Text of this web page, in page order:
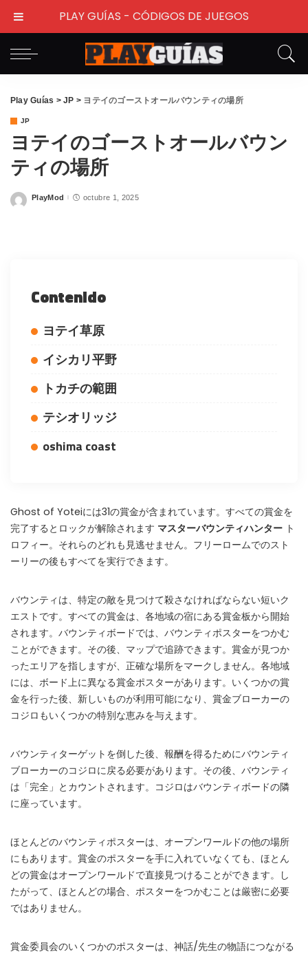
WHY JOIN THE CHANNEL?
ALL PERKS — ZERO NOISE • 100% FREE
COLLAPSE
Tricks BEFORE website
Get exclusive codes and strategies before anyone else
Steam Games Giveaways
Global contests to win full Steam games & gift cards
No promotions, no junk — just pure gaming content
Instant Telegram Delivery
Play Guías >JP > ヨテイのゴーストオールバウンティの場所
JP
ヨテイのゴーストオールバウン
ティの場所
Posted
PlayMod octubre 1, 2025
Contenido
ヨテイ草原
イシカリ平野
トカチの範囲
テシオリッジ
oshima coast
Ghost of Yoteiには31の賞金が含まれています。すべての賞金を
完了するとロックが解除されます マスターバウンティハンター ト
ロフィー。それらのどれも見逃せません。フリーロームでのスト
ーリーの後もすべてを実行できます。
バウンティは、特定の敵を見つけて殺さなければならない短いク
エストです。すべての賞金は、各地域の宿にある賞金板から開始
されます。バウンティボードでは、バウンティポスターをつかむ
ことができます。その後、マップで追跡できます。賞金が見つか
ったエリアを指しますが、正確な場所をマークしません。各地域
には、ボード上に異なる賞金ポスターがあります。いくつかの賞
金を行った後、新しいものが利用可能になり、賞金ブローカーの
コジロもいくつかの特別な恵みを与えます。
バウンティターゲットを倒した後、報酬を得るためにバウンティ
ブローカーのコジロに戻る必要があります。その後、バウンティ
は「完全」とカウントされます。コジロはバウンティボードの隣
に座っています。
ほとんどのバウンティポスターは、オープンワールドの他の場所
にもあります。賞金のポスターを手に入れていなくても、ほとん
どの賞金はオープンワールドで直接見つけることができます。し
たがって、ほとんどの場合、ポスターをつかむことは厳密に必要
ではありません。
賞金委員会のいくつかのポスターは、神話/先生の物語につながる
PLAY GUÍAS - CÓDIGOS DE JUEGOS